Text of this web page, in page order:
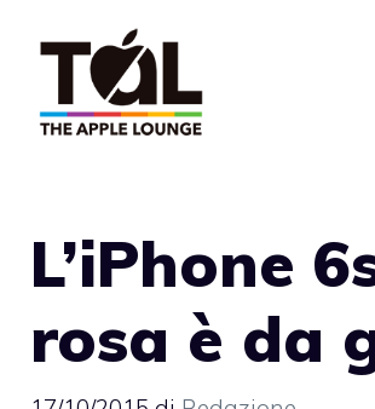
contenuto
L’iPhone
rosa è da